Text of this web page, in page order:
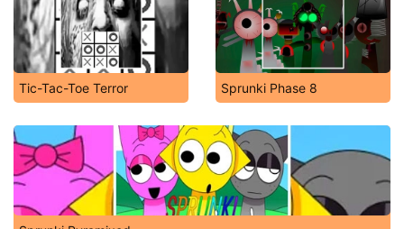
Tic-Tac-Toe Terror Sprunki Phase 8